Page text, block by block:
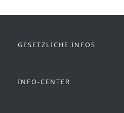
GESETZLICHE INFOS
INFO-CENTER